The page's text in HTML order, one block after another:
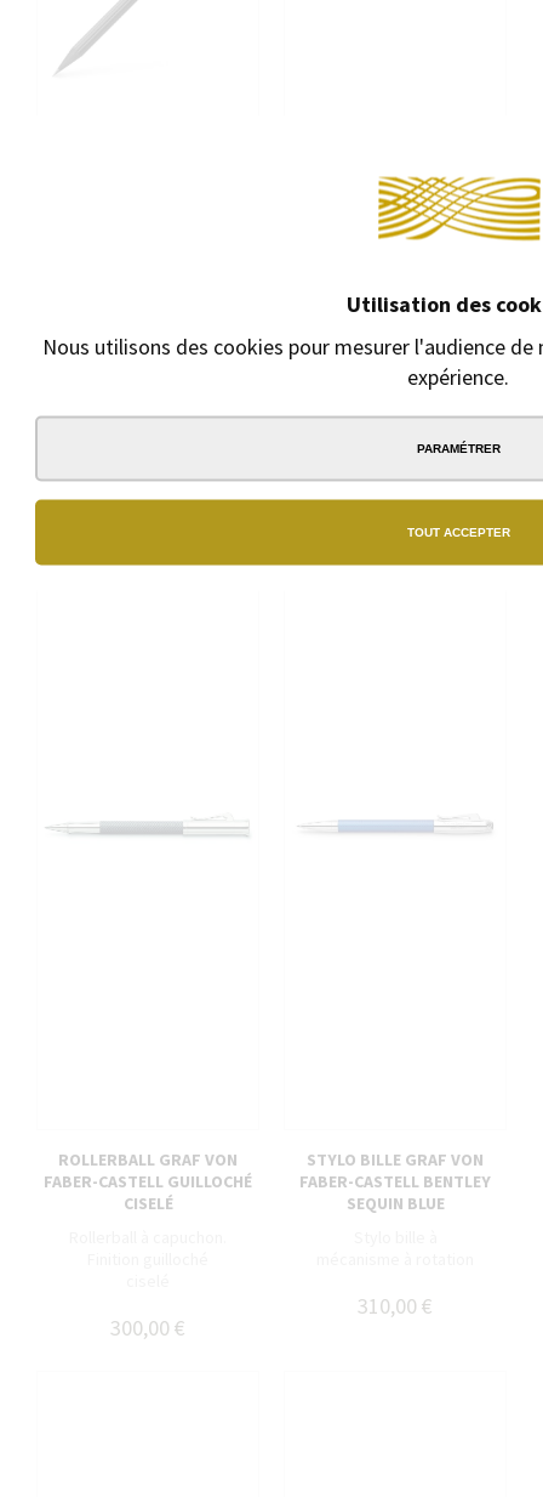
Utilisation des
Nous utilisons des cookies pour mesurer l'audience
expérience.
PARAMÉTRER
TOUT ACCEPTER
CASTELL EXCELLENCE "BLACK
EDITION"
STYLO BILLE GRAF VON
FABER-CASTELL ANELLO
IVOIRE
Stylo bille à
mécanisme à rotation.
285,00 €
ROLLERBALL GRAF VON
FABER-CASTELL GUILLOCHÉ
CISELÉ
300,00 €
STYLO BILLE GRAF VON
FABER-CASTELL BENTLEY
SEQUIN BLUE
310,00 €